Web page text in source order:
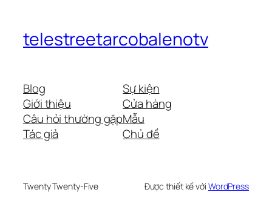
telestreetarcobalenotv
Blog
Giới thiệu
Câu hỏi thường gặp
Tác giả
Sự kiện
Cửa hàng
Mẫu
Chủ đề
Twenty Twenty-Five Được thiết kế với WordPress